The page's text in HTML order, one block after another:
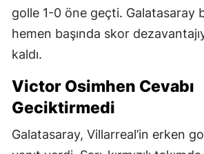
golle 1-0 öne geçti. Galatasaray
hemen başında skor
kaldı.
Victor Osimhen Cevabı
Geciktirmedi
Galatasaray, Villarreal’in erken